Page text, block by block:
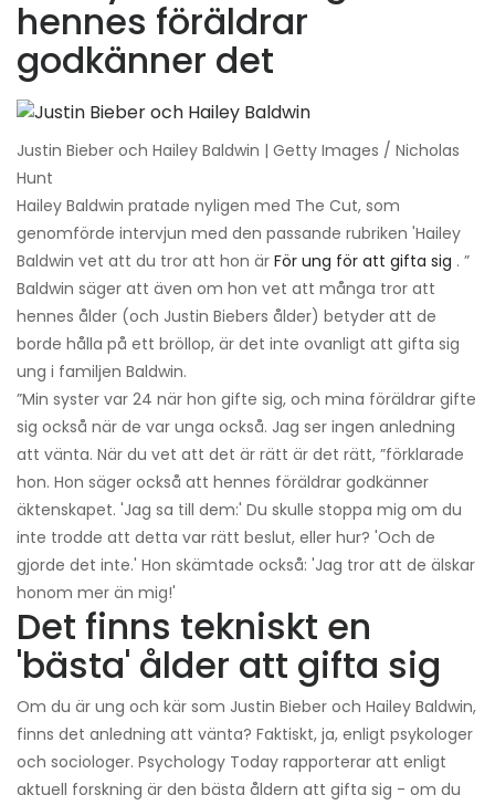
hennes föräldrar
godkänner det
Justin Bieber och Hailey Baldwin | Getty Images / Nicholas
Hunt
Hailey Baldwin pratade nyligen med The Cut, som
genomförde intervjun med den passande rubriken 'Hailey
Baldwin vet att du tror att hon är För ung för att gifta sig . ”
Baldwin säger att även om hon vet att många tror att
hennes ålder (och Justin Biebers ålder) betyder att de
borde hålla på ett bröllop, är det inte ovanligt att gifta sig
ung i familjen Baldwin.
”Min syster var 24 när hon gifte sig, och mina föräldrar gifte
sig också när de var unga också. Jag ser ingen anledning
att vänta. När du vet att det är rätt är det rätt, ”förklarade
hon. Hon säger också att hennes föräldrar godkänner
äktenskapet. 'Jag sa till dem:' Du skulle stoppa mig om du
inte trodde att detta var rätt beslut, eller hur? 'Och de
gjorde det inte.' Hon skämtade också: 'Jag tror att de älskar
honom mer än mig!'
Det finns tekniskt en
'bästa' ålder att gifta sig
Om du är ung och kär som Justin Bieber och Hailey Baldwin,
finns det anledning att vänta? Faktiskt, ja, enligt psykologer
och sociologer. Psychology Today rapporterar att enligt
aktuell forskning är den bästa åldern att gifta sig - om du